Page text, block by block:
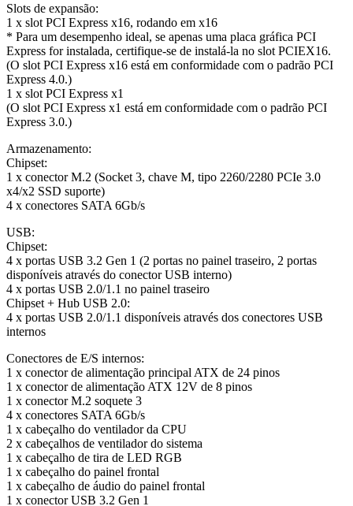
Slots de expansão:
1 x slot PCI Express x16, rodando em x16
* Para um desempenho ideal, se apenas uma placa gráfica PCI
Express for instalada, certifique-se de instalá-la no slot PCIEX16.
(O slot PCI Express x16 está em conformidade com o padrão PCI
Express 4.0.)
1 x slot PCI Express x1
(O slot PCI Express x1 está em conformidade com o padrão PCI
Express 3.0.)
Armazenamento:
Chipset:
1 x conector M.2 (Socket 3, chave M, tipo 2260/2280 PCIe 3.0
x4/x2 SSD suporte)
4 x conectores SATA 6Gb/s
USB:
Chipset:
4 x portas USB 3.2 Gen 1 (2 portas no painel traseiro, 2 portas
disponíveis através do conector USB interno)
4 x portas USB 2.0/1.1 no painel traseiro
Chipset + Hub USB 2.0:
4 x portas USB 2.0/1.1 disponíveis através dos conectores USB
internos
Conectores de E/S internos:
1 x conector de alimentação principal ATX de 24 pinos
1 x conector de alimentação ATX 12V de 8 pinos
1 x conector M.2 soquete 3
4 x conectores SATA 6Gb/s
1 x cabeçalho do ventilador da CPU
2 x cabeçalhos de ventilador do sistema
1 x cabeçalho de tira de LED RGB
1 x cabeçalho do painel frontal
1 x cabeçalho de áudio do painel frontal
1 x conector USB 3.2 Gen 1